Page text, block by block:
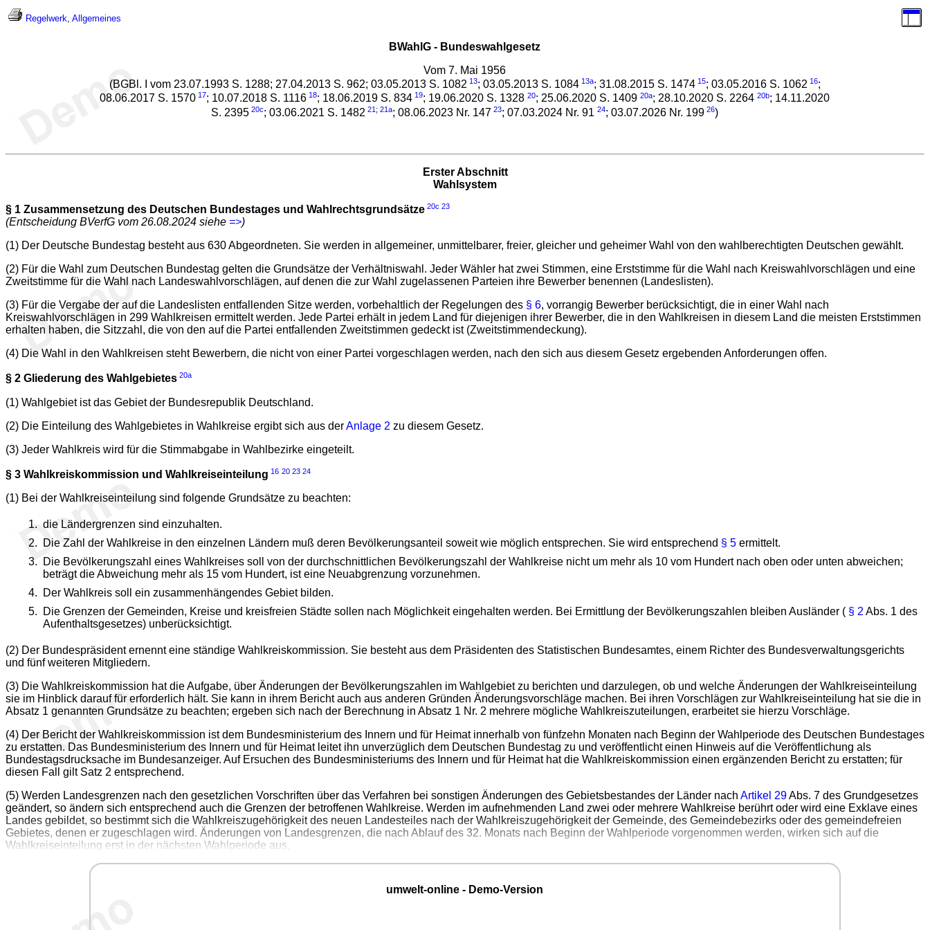
Regelwerk, Allgemeines
BWahlG - Bundeswahlgesetz
Vom 7. Mai 1956
(BGBl. I vom 23.07.1993 S. 1288; 27.04.2013 S. 962; 03.05.2013 S. 1082 13; 03.05.2013 S. 1084 13a; 31.08.2015 S. 1474 15; 03.05.2016 S. 1062 16;
08.06.2017 S. 1570 17; 10.07.2018 S. 1116 18; 18.06.2019 S. 834 19; 19.06.2020 S. 132820; 25.06.2020 S. 140920a; 28.10.2020 S. 226420b; 14.11.2020
S. 2395 20c; 03.06.2021 S. 1482 21 ;21a; 08.06.2023 Nr. 147 23; 07.03.2024 Nr. 9124; 03.07.2026 Nr. 199 26)
Erster Abschnitt
Wahlsystem
§ 1 Zusammensetzung des Deutschen Bundestages und Wahlrechtsgrundsätze 20c 23
(Entscheidung BVerfG vom 26.08.2024 siehe =>)
(1) Der Deutsche Bundestag besteht aus 630 Abgeordneten. Sie werden in allgemeiner, unmittelbarer, freier, gleicher und geheimer Wahl von den wahlberechtigten Deutschen gewählt.
(2) Für die Wahl zum Deutschen Bundestag gelten die Grundsätze der Verhältniswahl. Jeder Wähler hat zwei Stimmen, eine Erststimme für die Wahl nach Kreiswahlvorschlägen und eine
Zweitstimme für die Wahl nach Landeswahlvorschlägen, auf denen die zur Wahl zugelassenen Parteien ihre Bewerber benennen (Landeslisten).
(3) Für die Vergabe der auf die Landeslisten entfallenden Sitze werden, vorbehaltlich der Regelungen des § 6, vorrangig Bewerber berücksichtigt, die in einer Wahl nach
Kreiswahlvorschlägen in 299 Wahlkreisen ermittelt werden. Jede Partei erhält in jedem Land für diejenigen ihrer Bewerber, die in den Wahlkreisen in diesem Land die meisten Erststimmen
erhalten haben, die Sitzzahl, die von den auf die Partei entfallenden Zweitstimmen gedeckt ist (Zweitstimmendeckung).
(4) Die Wahl in den Wahlkreisen steht Bewerbern, die nicht von einer Partei vorgeschlagen werden, nach den sich aus diesem Gesetz ergebenden Anforderungen offen.
§ 2 Gliederung des Wahlgebietes 20a
(1) Wahlgebiet ist das Gebiet der Bundesrepublik Deutschland.
(2) Die Einteilung des Wahlgebietes in Wahlkreise ergibt sich aus derAnlage 2 zu diesem Gesetz.
(3) Jeder Wahlkreis wird für die Stimmabgabe in Wahlbezirke eingeteilt.
§ 3 Wahlkreiskommission und Wahlkreiseinteilung 16 20 23 24
(1) Bei der Wahlkreiseinteilung sind folgende Grundsätze zu beachten:
die Ländergrenzen sind einzuhalten.
Die Zahl der Wahlkreise in den einzelnen Ländern muß deren Bevölkerungsanteil soweit wie möglich entsprechen. Sie wird entsprechend § 5 ermittelt.
Die Bevölkerungszahl eines Wahlkreises soll von der durchschnittlichen Bevölkerungszahl der Wahlkreise nicht um mehr als 10 vom Hundert nach oben oder unten abweichen;
beträgt die Abweichung mehr als 15 vom Hundert, ist eine Neuabgrenzung vorzunehmen.
Der Wahlkreis soll ein zusammenhängendes Gebiet bilden.
Die Grenzen der Gemeinden, Kreise und kreisfreien Städte sollen nach Möglichkeit eingehalten werden. Bei Ermittlung der Bevölkerungszahlen bleiben Ausländer ( § 2 Abs. 1 des
Aufenthaltsgesetzes) unberücksichtigt.
(2) Der Bundespräsident ernennt eine ständige Wahlkreiskommission. Sie besteht aus dem Präsidenten des Statistischen Bundesamtes, einem Richter des Bundesverwaltungsgerichts
und fünf weiteren Mitgliedern.
(3) Die Wahlkreiskommission hat die Aufgabe, über Änderungen der Bevölkerungszahlen im Wahlgebiet zu berichten und darzulegen, ob und welche Änderungen der Wahlkreiseinteilung
sie im Hinblick darauf für erforderlich hält. Sie kann in ihrem Bericht auch aus anderen Gründen Änderungsvorschläge machen. Bei ihren Vorschlägen zur Wahlkreiseinteilung hat sie die in
Absatz 1 genannten Grundsätze zu beachten; ergeben sich nach der Berechnung in Absatz 1 Nr. 2 mehrere mögliche Wahlkreiszuteilungen, erarbeitet sie hierzu Vorschläge.
(4) Der Bericht der Wahlkreiskommission ist dem Bundesministerium des Innern und für Heimat innerhalb von fünfzehn Monaten nach Beginn der Wahlperiode des Deutschen Bundestages
zu erstatten. Das Bundesministerium des Innern und für Heimat leitet ihn unverzüglich dem Deutschen Bundestag zu und veröffentlicht einen Hinweis auf die Veröffentlichung als
Bundestagsdrucksache im Bundesanzeiger. Auf Ersuchen des Bundesministeriums des Innern und für Heimat hat die Wahlkreiskommission einen ergänzenden Bericht zu erstatten; für
diesen Fall gilt Satz 2 entsprechend.
(5) Werden Landesgrenzen nach den gesetzlichen Vorschriften über das Verfahren bei sonstigen Änderungen des Gebietsbestandes der Länder nach Artikel 29Abs. 7 des Grundgesetzes
geändert, so ändern sich entsprechend auch die Grenzen der betroffenen Wahlkreise. Werden im aufnehmenden Land zwei oder mehrere Wahlkreise berührt oder wird eine Exklave eines
Landes gebildet, so bestimmt sich die Wahlkreiszugehörigkeit des neuen Landesteiles nach der Wahlkreiszugehörigkeit der Gemeinde, des Gemeindebezirks oder des gemeindefreien
Gebietes, denen er zugeschlagen wird. Änderungen von Landesgrenzen, die nach Ablauf des 32. Monats nach Beginn der Wahlperiode vorgenommen werden, wirken sich auf die
Wahlkreiseinteilung erst in der nächsten Wahlperiode aus.
umwelt-online - Demo-Version